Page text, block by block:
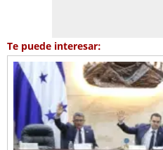
Te puede interesar: